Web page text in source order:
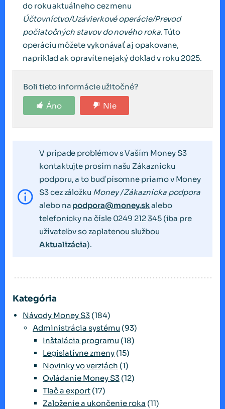
do roku aktuálneho cez menu
Účtovníctvo/Uzávierkové operácie/Prevod
počiatočných stavov do nového roka. Túto
operáciu môžete vykonávať aj opakovane,
napríklad ak opravíte nejaký doklad v roku 2025.
Boli tieto informácie užitočné?
Áno
Nie
V prípade problémov s Vaším Money S3
kontaktujte prosím našu Zákaznícku
podporu, a to buď písomne priamo v Money
S3 cez záložku Money / Zákaznícka podpora
alebo na podpora@money.skalebo
telefonicky na čísle 0249 212 345 (iba pre
užívateľov so zaplatenou službou
Aktualizácia).
Kategória
Návody Money S3 (184)
Administrácia systému (93)
Inštalácia programu (18)
Legislatívne zmeny (15)
Novinky vo verziách (1)
Ovládanie Money S3 (12)
Tlač a export (17)
Založenie a ukončenie roka (11)